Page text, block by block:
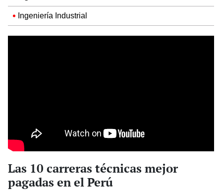
Ingeniería Industrial
Las 10 carreras técnicas mejor
pagadas en el Perú